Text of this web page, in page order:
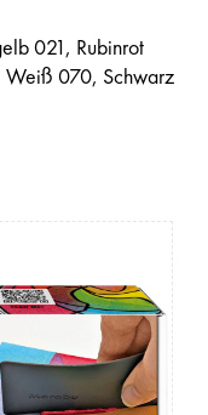
021, Rubinrot
070, Schwarz